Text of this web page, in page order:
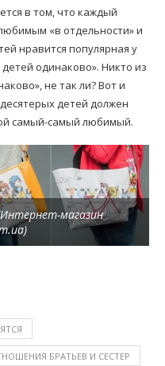
в том, что каждый
«в отдельности» и
нравится популярная у
одинаково». Никто из
не так ли? Вот и
детей должен
самый-самый любимый.
магазин
БРАТЬЕВ И СЕСТЕР